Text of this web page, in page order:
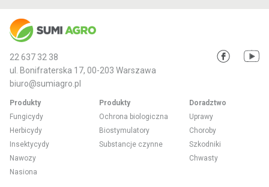
22 637 32 38
ul. Bonifraterska 17, 00-203 Warszawa
biuro@sumiagro.pl
Produkty
Fungicydy
Herbicydy
Insektycydy
Nawozy
Nasiona
Produkty
Ochrona biologiczna
Biostymulatory
Substancje czynne
Doradztwo
Uprawy
Choroby
Szkodniki
Chwasty